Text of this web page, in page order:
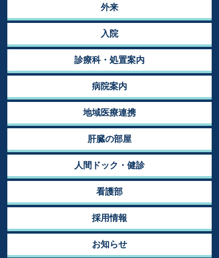
外来
入院
診療科・処置案内
病院案内
地域医療連携
肝臓の部屋
人間ドック・健診
看護部
採用情報
お知らせ